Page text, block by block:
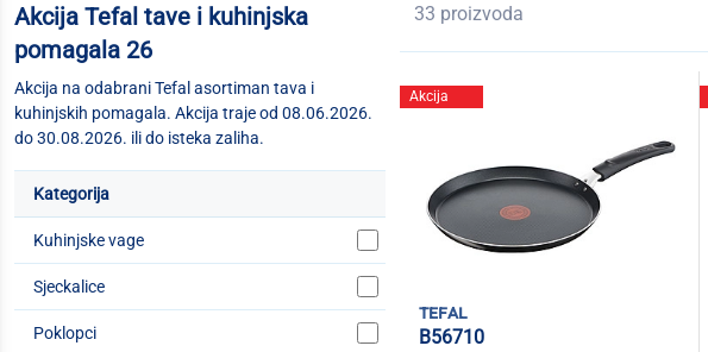
Akcija Tefal tave i kuhinjska
pomagala 26
Akcija na odabrani Tefal asortiman tava i
kuhinjskih pomagala. Akcija traje od 08.06.2026.
do 30.08.2026. ili do isteka zaliha.
Kategorija
Kuhinjske vage
Sjeckalice
Poklopci
33 proizvoda
Akcija
tefal
B56710